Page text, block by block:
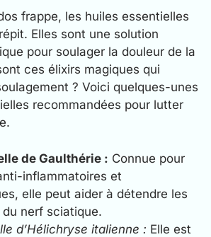
frappe, les huiles essentielles
Elles sont une solution
pour soulager la douleur de la
ces élixirs magiques qui
? Voici quelques-unes
recommandées pour lutter
de Gaulthérie : Connue pour
inflammatoires et
elle peut aider à détendre les
nerf sciatique.
d’Hélichryse italienne : Elle est